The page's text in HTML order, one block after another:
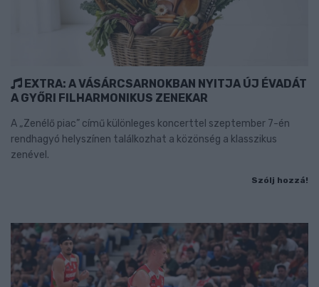
EXTRA: A VÁSÁRCSARNOKBAN NYITJA ÚJ ÉVADÁT
A GYŐRI FILHARMONIKUS ZENEKAR
A „Zenélő piac” című különleges koncerttel szeptember 7-én
rendhagyó helyszínen találkozhat a közönség a klasszikus
zenével.
Szólj hozzá!